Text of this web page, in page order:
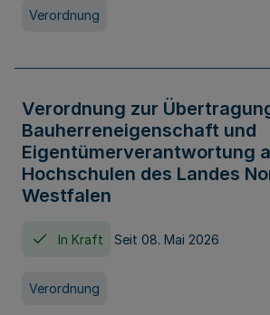
Verordnung
Verordnung zur
Bauherreneigenschaft und
Eigentümerverantwortung
Hochschulen des Landes
Westfalen
In Kraft Seit 08. Mai 2026
Verordnung